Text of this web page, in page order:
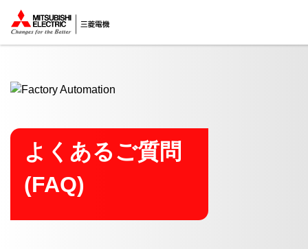
ここから本文
よくあるご質問
(FAQ)